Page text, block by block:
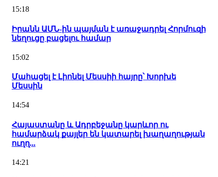
15:18
Իրանն ԱՄՆ-ին պայման է առաջադրել Հորմուզի
նեղուցը բացելու համար
15:02
Մահացել է Լիոնել Մեսսիի հայրը՝ Խորխե
Մեսսին
14:54
Հայաստանը և Ադրբեջանը կարևոր ու
համարձակ քայլեր են կատարել խաղաղության
ուղղ...
14:21